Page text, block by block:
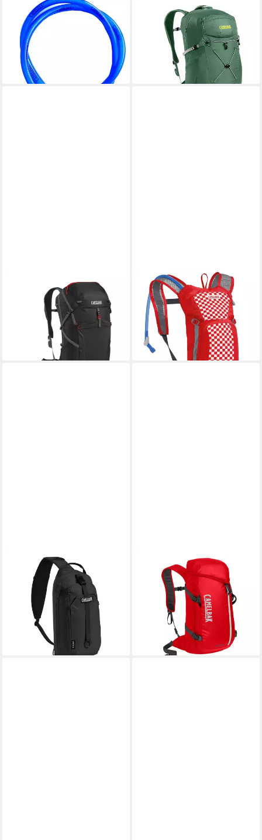
CAMELBAK
Trinksystem
9,99 €
lieferbar - in 2-3 Werktagen bei dir
Trinkrucksack Fourteener 26
Wanderrucksack
Fahrradrucksack
ab 106,99 €
lieferbar - in 2-3 Werktagen bei dir
Trinkrucksack Fourteener 32
Wanderrucksack
Tagesrucksack Crux System
ab 148,99 €
lieferbar - in 2-3 Werktagen bei dir
CAMELBAK
Trinkrucksack, Kinder
29,99 €
lieferbar - in 2-3 Werktagen bei dir
CAMELBAK
Trinkrucksack Arete Sling 8
Wanderrucksack
Tagesrucksack 8 L
62,99 €
lieferbar - in 2-3 Werktagen bei dir
Trinkrucksack Snoblast 22L
Ski-Snowboardrucksack Crux
Trinksystem
109,99 €
lieferbar - in 2-3 Werktagen bei dir